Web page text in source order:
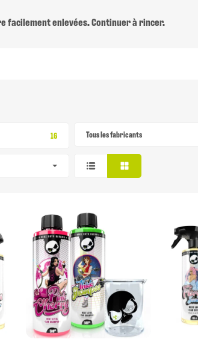
facilement enlevées. Continuer à rincer.
16Article Trouv?Tous les fabricants